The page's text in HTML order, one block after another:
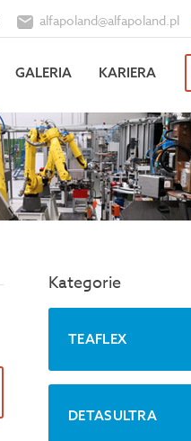
alfapoland@alfapoland.pl
GALERIA KARIERA
Kategorie
TEAFLEX
DETASULTRA